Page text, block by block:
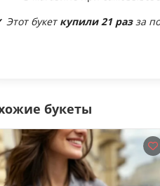
Этот букет купили 21 разза
букеты